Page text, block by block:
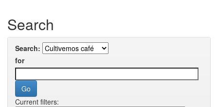
Search
Search:
for
Current filters: